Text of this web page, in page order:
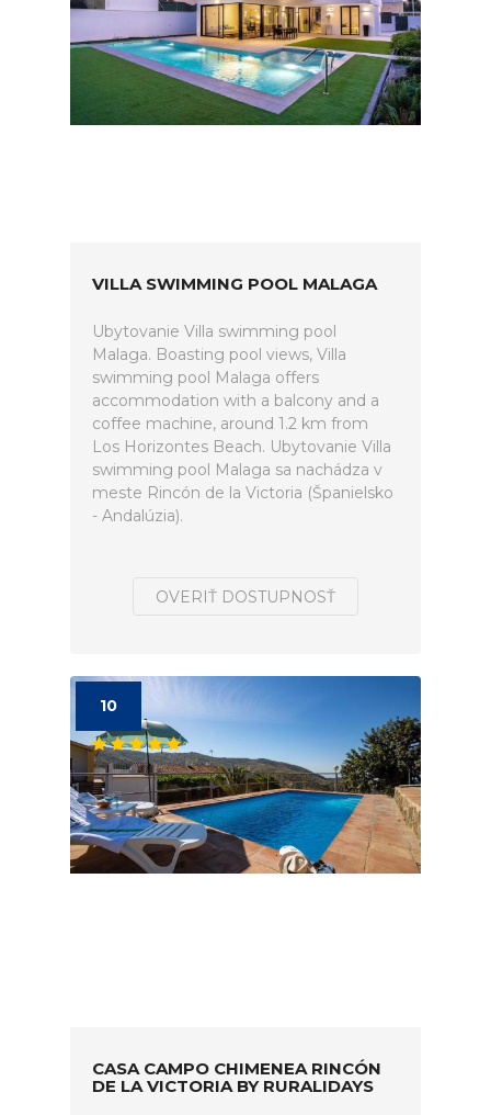
VILLA SWIMMING POOL MALAGA
Ubytovanie Villa swimming pool
Malaga. Boasting pool views, Villa
swimming pool Malaga offers
accommodation with a balcony and a
coffee machine, around 1.2 km from
Los Horizontes Beach. Ubytovanie Villa
swimming pool Malaga sa nachádza v
meste Rincón de la Victoria (Španielsko
- Andalúzia).
OVERIŤ DOSTUPNOSŤ
10
CASA CAMPO CHIMENEA RINCÓN
DE LA VICTORIA BY RURALIDAYS